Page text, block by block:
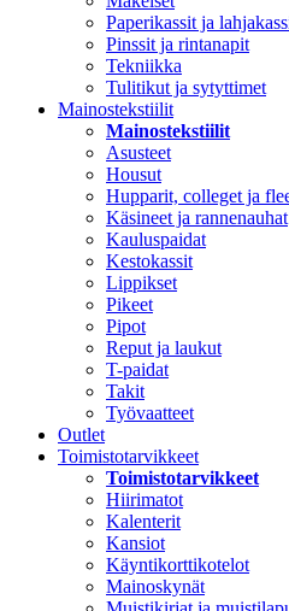
Paperikassit ja
Pinssit ja rintanapit
Tekniikka
Tulitikut ja sytyttimet
Mainostekstiilit
Mainostekstiilit
Asusteet
Housut
Hupparit, colleget ja
Käsineet ja rannenauhat
Kauluspaidat
Kestokassit
Lippikset
Pikeet
Pipot
Reput ja laukut
T-paidat
Takit
Työvaatteet
Outlet
Toimistotarvikkeet
Toimistotarvikkeet
Hiirimatot
Kalenterit
Kansiot
Käyntikorttikotelot
Mainoskynät